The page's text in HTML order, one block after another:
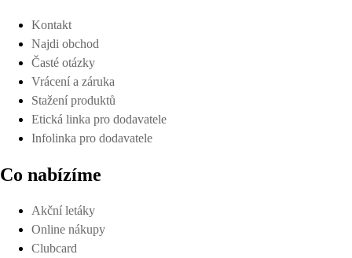
Kontakt
Najdi obchod
Časté otázky
Vrácení a záruka
Stažení produktů
Etická linka pro dodavatele
Infolinka pro dodavatele
Co nabízíme
Akční letáky
Online nákupy
Clubcard